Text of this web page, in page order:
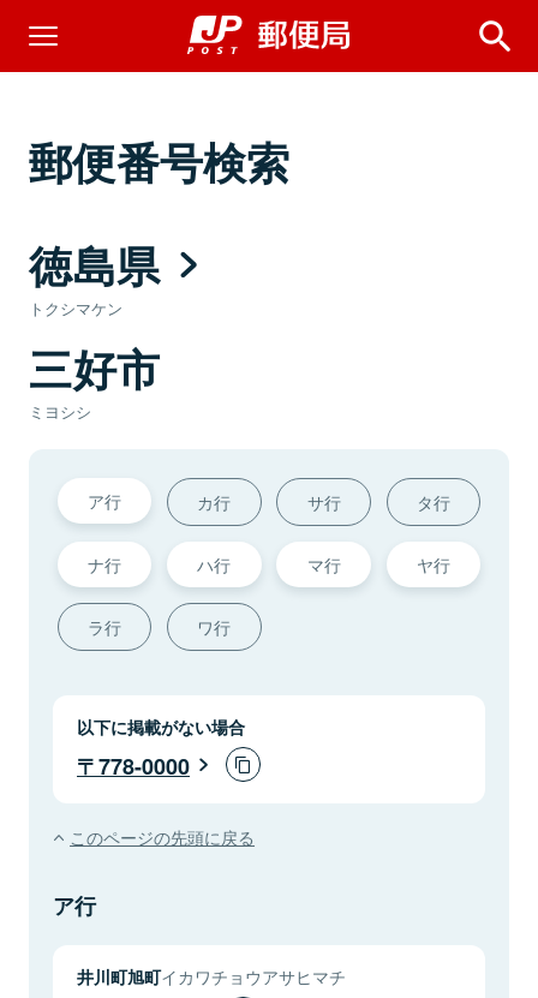
郵便番号検索
徳島県
トクシマケン
三好市
ミヨシシ
ア行 カ行 サ行 タ行
ナ行 ハ行 マ行 ヤ行
ラ行 ワ行
以下に掲載がない場合
778-0000
このページの先頭に戻る
ア行
井川町旭町イカワチョウアサヒマチ